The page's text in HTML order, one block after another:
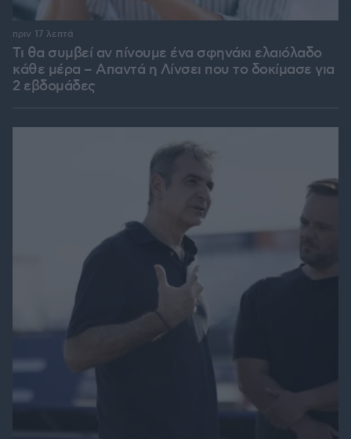
Τι θα συμβεί αν πίνουμε ένα σφηνάκι ελαιόλαδο
κάθε μέρα – Απαντά η Λίνσει που το δοκίμασε για
2 εβδομάδες
πριν 17 λεπτά